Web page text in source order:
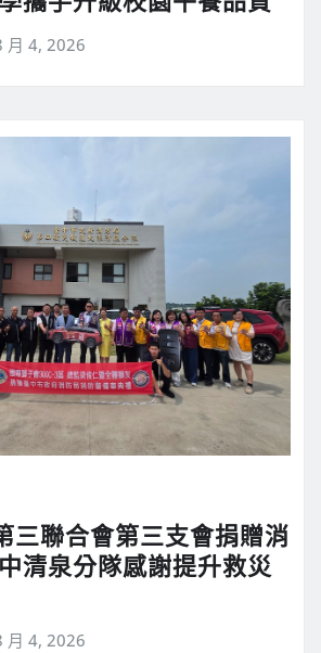
月 4, 2026
三聯合會第三支會捐贈消
清泉分隊感謝提升救災
月 4, 2026